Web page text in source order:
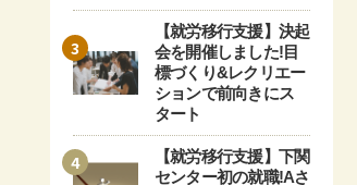
3
【就労移行支援】決起
会を開催しました!目
標づくり&レクリエー
ションで前向きにス
タート
4
【就労移行支援】下関
センター初の就職!Aさ